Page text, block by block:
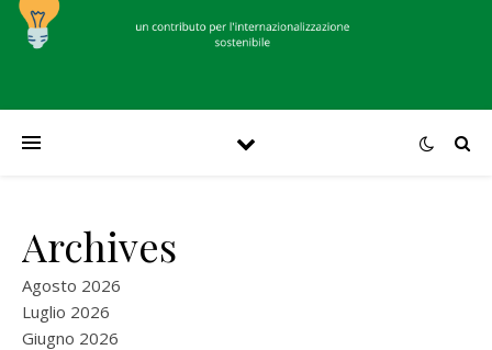
Archives
Agosto 2026
Luglio 2026
Giugno 2026